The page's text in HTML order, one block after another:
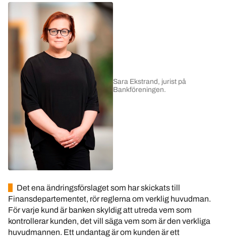
Sara Ekstrand, jurist på
Bankföreningen.
Det ena ändringsförslaget som har skickats till
Finansdepartementet, rör reglerna om verklig huvudman.
För varje kund är banken skyldig att utreda vem som
kontrollerar kunden, det vill säga vem som är den verkliga
huvudmannen. Ett undantag är om kunden är ett